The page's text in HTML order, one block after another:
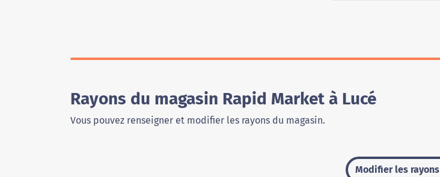
Rayons du magasin Rapid Market à Lucé
Vous pouvez renseigner et modifier les rayons du magasin.
Modifier les rayons